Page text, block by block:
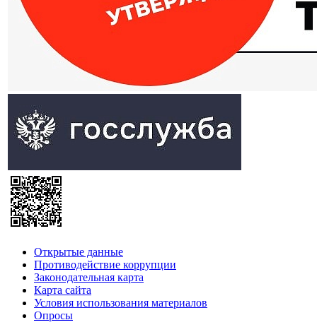
Открытые данные
Противодействие коррупции
Законодательная карта
Карта сайта
Условия использования материалов
Опросы